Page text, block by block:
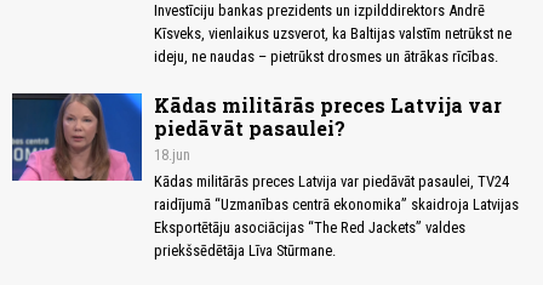
Investīciju bankas prezidents un izpilddirektors Andrē
Kīsveks, vienlaikus uzsverot, ka Baltijas valstīm netrūkst ne
ideju, ne naudas – pietrūkst drosmes un ātrākas rīcības.
Kādas militārās preces Latvija var
piedāvāt pasaulei?
18.jun
Kādas militārās preces Latvija var piedāvāt pasaulei, TV24
raidījumā “Uzmanības centrā ekonomika” skaidroja Latvijas
Eksportētāju asociācijas “The Red Jackets” valdes
priekšsēdētāja Līva Stūrmane.